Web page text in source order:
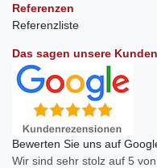
Referenzen
Referenzliste
Das sagen unsere
Bewerten Sie uns auf
Wir sind sehr stolz auf 5